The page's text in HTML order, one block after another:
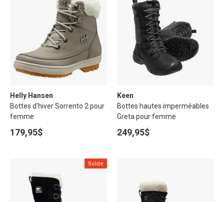
Helly Hansen
Bottes d'hiver Sorrento 2 pour
femme
179,95$
Keen
Bottes hautes imperméables
Greta pour femme
249,95$
Solde